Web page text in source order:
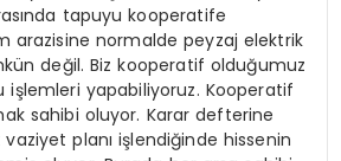
tapuyu kooperatife
arazisine normalde peyzaj elektrik
değil. Biz kooperatif olduğumuz
işlemleri yapabiliyoruz. Kooperatif
sahibi oluyor. Karar defterine
planı işlendiğinde hissenin